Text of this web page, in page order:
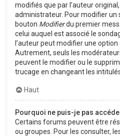
modifiés que par l’auteur
administrateur. Pour modifier un
bouton Modifierdu premier
celui auquel est associé le
l’auteur peut modifier une
Autrement, seuls les
peuvent le modifier ou le
trucage en changeant les
Haut
Pourquoi ne puis-je pas
Certains forums peuvent être
ou groupes. Pour les consulter,